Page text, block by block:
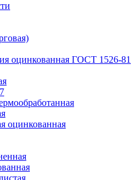
оцинкованная ГОСТ 1526-81
оцинкованная